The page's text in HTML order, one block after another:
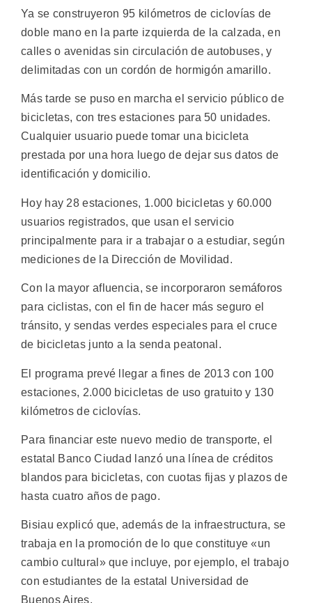
Ya se construyeron 95 kilómetros de ciclovías de
doble mano en la parte izquierda de la calzada, en
calles o avenidas sin circulación de autobuses, y
delimitadas con un cordón de hormigón amarillo.
Más tarde se puso en marcha el servicio público de
bicicletas, con tres estaciones para 50 unidades.
Cualquier usuario puede tomar una bicicleta
prestada por una hora luego de dejar sus datos de
identificación y domicilio.
Hoy hay 28 estaciones, 1.000 bicicletas y 60.000
usuarios registrados, que usan el servicio
principalmente para ir a trabajar o a estudiar, según
mediciones de la Dirección de Movilidad.
Con la mayor afluencia, se incorporaron semáforos
para ciclistas, con el fin de hacer más seguro el
tránsito, y sendas verdes especiales para el cruce
de bicicletas junto a la senda peatonal.
El programa prevé llegar a fines de 2013 con 100
estaciones, 2.000 bicicletas de uso gratuito y 130
kilómetros de ciclovías.
Para financiar este nuevo medio de transporte, el
estatal Banco Ciudad lanzó una línea de créditos
blandos para bicicletas, con cuotas fijas y plazos de
hasta cuatro años de pago.
Bisiau explicó que, además de la infraestructura, se
trabaja en la promoción de lo que constituye «un
cambio cultural» que incluye, por ejemplo, el trabajo
con estudiantes de la estatal Universidad de
Buenos Aires.